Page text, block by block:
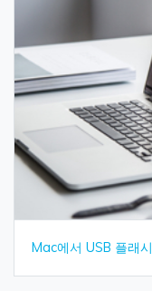
Mac에서 USB 플래